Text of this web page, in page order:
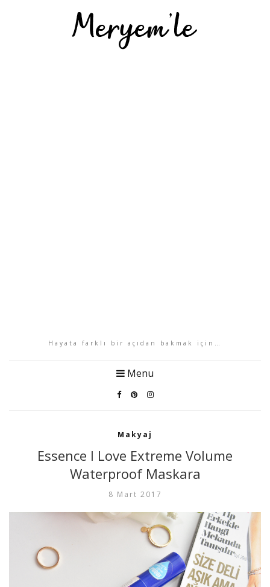
Hayata farklı bir açıdan bakmak için…
Menu
Makyaj
Essence I Love Extreme Volume
Waterproof Maskara
8 Mart 2017